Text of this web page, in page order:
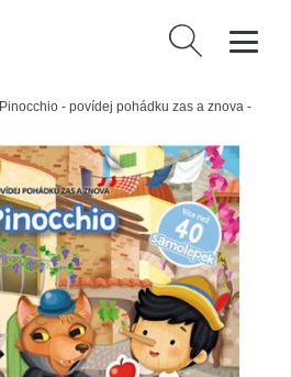
Vyhledávání
Pinocchio - povídej pohádku zas a znova -